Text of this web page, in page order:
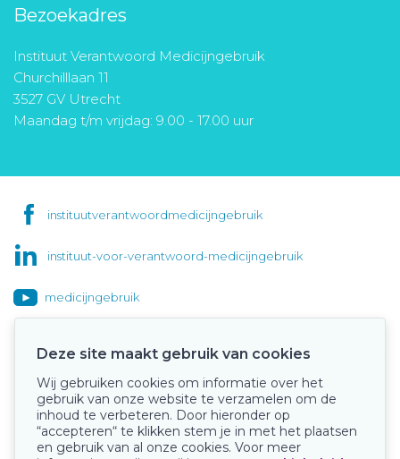
Bezoekadres
Instituut Verantwoord Medicijngebruik
Churchilllaan 11
3527 GV Utrecht
Maandag t/m vrijdag: 9.00 - 17.00 uur
instituutverantwoordmedicijngebruik
instituut-voor-verantwoord-medicijngebruik
medicijngebruik
Onze keurmerken
Deze site maakt gebruik van cookies
Wij gebruiken cookies om informatie over het
gebruik van onze website te verzamelen om de
inhoud te verbeteren. Door hieronder op
“accepteren“ te klikken stem je in met het plaatsen
en gebruik van al onze cookies. Voor meer